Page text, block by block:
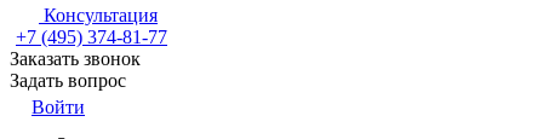
Консультация
+7 (495) 374-81-77
Заказать звонок
Задать вопрос
Войти